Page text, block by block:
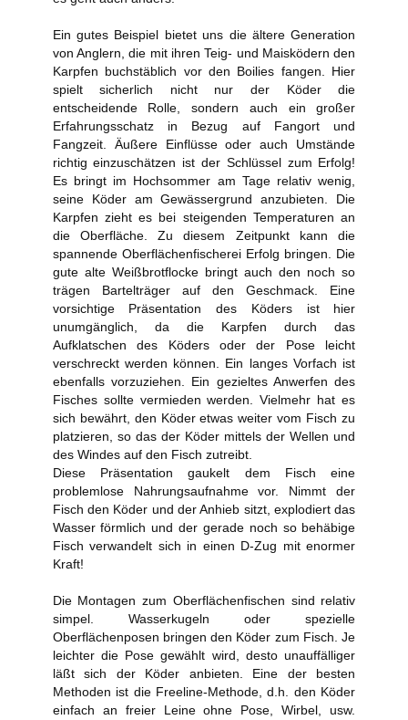
Ein gutes Beispiel bietet uns die ältere Generation
von Anglern, die mit ihren Teig- und Maisködern den
Karpfen buchstäblich vor den Boilies fangen. Hier
spielt sicherlich nicht nur der Köder die
entscheidende Rolle, sondern auch ein großer
Erfahrungsschatz in Bezug auf Fangort und
Fangzeit. Äußere Einflüsse oder auch Umstände
richtig einzuschätzen ist der Schlüssel zum Erfolg!
Es bringt im Hochsommer am Tage relativ wenig,
seine Köder am Gewässergrund anzubieten. Die
Karpfen zieht es bei steigenden Temperaturen an
die Oberfläche. Zu diesem Zeitpunkt kann die
spannende Oberflächenfischerei Erfolg bringen. Die
gute alte Weißbrotflocke bringt auch den noch so
trägen Bartelträger auf den Geschmack. Eine
vorsichtige Präsentation des Köders ist hier
unumgänglich, da die Karpfen durch das
Aufklatschen des Köders oder der Pose leicht
verschreckt werden können. Ein langes Vorfach ist
ebenfalls vorzuziehen. Ein gezieltes Anwerfen des
Fisches sollte vermieden werden. Vielmehr hat es
sich bewährt, den Köder etwas weiter vom Fisch zu
platzieren, so das der Köder mittels der Wellen und
des Windes auf den Fisch zutreibt.
Diese Präsentation gaukelt dem Fisch eine
problemlose Nahrungsaufnahme vor. Nimmt der
Fisch den Köder und der Anhieb sitzt, explodiert das
Wasser förmlich und der gerade noch so behäbige
Fisch verwandelt sich in einen D-Zug mit enormer
Kraft!
Die Montagen zum Oberflächenfischen sind relativ
simpel. Wasserkugeln oder spezielle
Oberflächenposen bringen den Köder zum Fisch. Je
leichter die Pose gewählt wird, desto unauffälliger
läßt sich der Köder anbieten. Eine der besten
Methoden ist die Freeline-Methode, d.h. den Köder
einfach an freier Leine ohne Pose, Wirbel, usw.